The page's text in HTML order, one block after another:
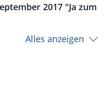
2017 "Ja zum
Alles anzeigen